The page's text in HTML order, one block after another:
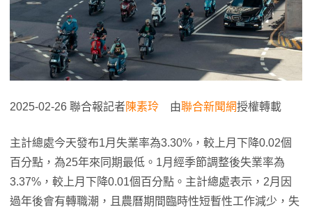
2025-02-26 聯合報記者陳素玲 由聯合新聞網授權轉載
主計總處今天發布1月失業率為3.30%，較上月下降0.02個
百分點，為25年來同期最低。1月經季節調整後失業率為
3.37%，較上月下降0.01個百分點。主計總處表示，2月因
過年後會有轉職潮，且農曆期間臨時性短暫性工作減少，失